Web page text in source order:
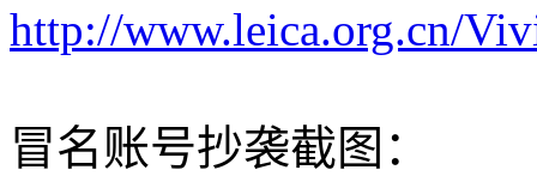
http://www.leica.org.cn/
冒名账号抄袭截图：